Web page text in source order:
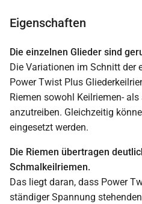
Eigenschaften
Die einzelnen Glieder sind
Die Variationen im Schnitt der
Power Twist Plus
Riemen sowohl Keilriemen-
anzutreiben. Gleichzeitig
eingesetzt werden.
Die Riemen übertragen
Schmalkeilriemen.
Das liegt daran, dass Power
ständiger Spannung